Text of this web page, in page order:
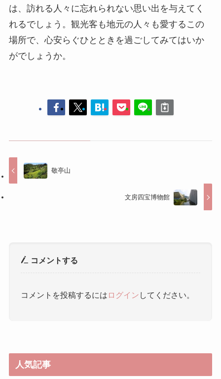
は、訪れる人々に忘れられない思い出を与えてく
れるでしょう。観光客も地元の人々も愛するこの
場所で、心安らぐひとときを過ごしてみてはいか
がでしょうか。
敬亭山
文房四宝博物館
コメントする
コメントを投稿するには ログイン してください。
人気記事